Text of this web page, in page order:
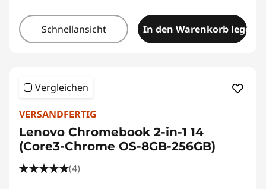
Schnellansicht In den Warenkorb legen
Vergleichen
VERSANDFERTIG
Lenovo Chromebook 2-in-1 14
(Core3-Chrome OS-8GB-256GB)
(4)